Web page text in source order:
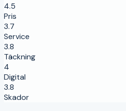
4.5
Pris
3.7
Service
3.8
Täckning
4
Digital
3.8
Skador